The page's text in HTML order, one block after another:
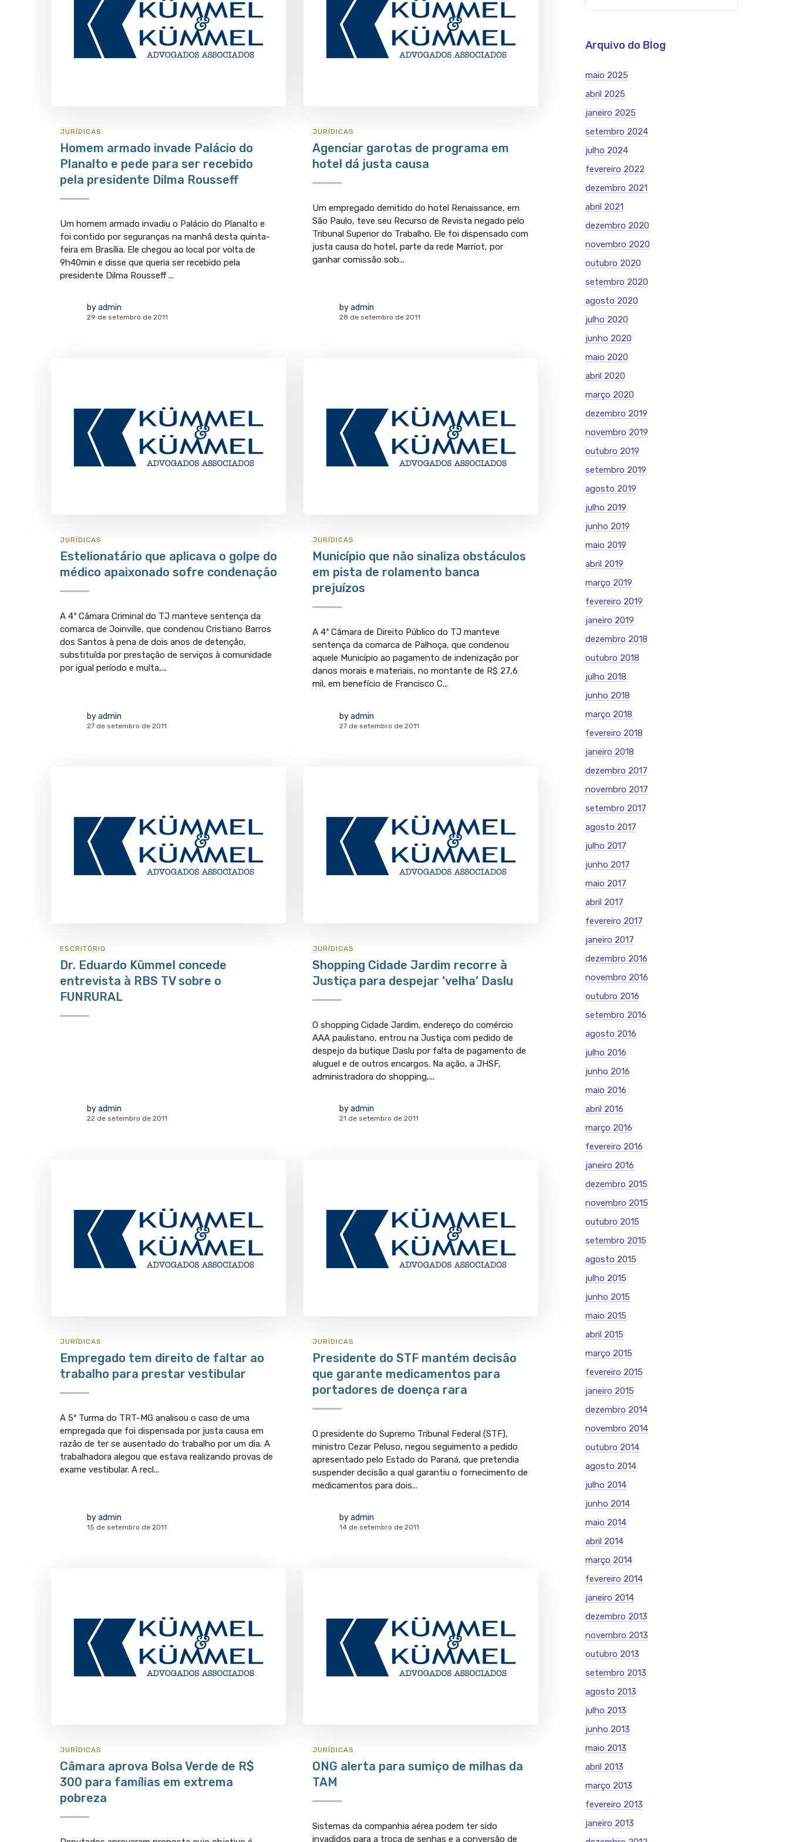
JURÍ­DICAS
Homem armado invade Palácio do
Planalto e pede para ser recebido
pela presidente Dilma Rousseff
Um homem armado invadiu o Palácio do Planalto e
foi contido por seguranças na manhã desta quinta-
feira em Brasília. Ele chegou ao local por volta de
9h40min e disse que queria ser recebido pela
presidente Dilma Rousseff ...
byadmin
29 de setembro de 2011
JURÍ­DICAS
Agenciar garotas de programa em
hotel dá justa causa
Um empregado demitido do hotel Renaissance, em
São Paulo, teve seu Recurso de Revista negado pelo
Tribunal Superior do Trabalho. Ele foi dispensado com
justa causa do hotel, parte da rede Marriot, por
ganhar comissão sob...
byadmin
28 de setembro de 2011
JURÍ­DICAS
Estelionatário que aplicava o golpe do
médico apaixonado sofre condenação
A 4ª Câmara Criminal do TJ manteve sentença da
comarca de Joinville, que condenou Cristiano Barros
dos Santos à pena de dois anos de detenção,
substituída por prestação de serviços à comunidade
por igual período e multa,...
byadmin
27 de setembro de 2011
JURÍ­DICAS
Município que não sinaliza obstáculos
em pista de rolamento banca
prejuízos
A 4ª Câmara de Direito Público do TJ manteve
sentença da comarca de Palhoça, que condenou
aquele Município ao pagamento de indenização por
danos morais e materiais, no montante de R$ 27,6
mil, em benefício de Francisco C...
byadmin
27 de setembro de 2011
ESCRITÓRIO
Dr. Eduardo Kümmel concede
entrevista à RBS TV sobre o
FUNRURAL
byadmin
22 de setembro de 2011
JURÍ­DICAS
Shopping Cidade Jardim recorre à
Justiça para despejar ‘velha’ Daslu
O shopping Cidade Jardim, endereço do comércio
AAA paulistano, entrou na Justiça com pedido de
despejo da butique Daslu por falta de pagamento de
aluguel e de outros encargos. Na ação, a JHSF,
administradora do shopping,...
byadmin
21 de setembro de 2011
JURÍ­DICAS
Empregado tem direito de faltar ao
trabalho para prestar vestibular
A 5ª Turma do TRT-MG analisou o caso de uma
empregada que foi dispensada por justa causa em
razão de ter se ausentado do trabalho por um dia. A
trabalhadora alegou que estava realizando provas de
exame vestibular. A recl...
byadmin
15 de setembro de 2011
JURÍ­DICAS
Presidente do STF mantém decisão
que garante medicamentos para
portadores de doença rara
O presidente do Supremo Tribunal Federal (STF),
ministro Cezar Peluso, negou seguimento a pedido
apresentado pelo Estado do Paraná, que pretendia
suspender decisão a qual garantiu o fornecimento de
medicamentos para dois...
byadmin
14 de setembro de 2011
JURÍ­DICAS
Câmara aprova Bolsa Verde de R$
300 para famílias em extrema
pobreza
JURÍ­DICAS
ONG alerta para sumiço de milhas da
TAM
Sistemas da companhia aérea podem ter sido
invadidos para a troca de senhas e a conversão de
Arquivo do Blog
maio 2025
abril 2025
janeiro 2025
setembro 2024
julho 2024
fevereiro 2022
dezembro 2021
abril 2021
dezembro 2020
novembro 2020
outubro 2020
setembro 2020
agosto 2020
julho 2020
junho 2020
maio 2020
abril 2020
março 2020
dezembro 2019
novembro 2019
outubro 2019
setembro 2019
agosto 2019
julho 2019
junho 2019
maio 2019
abril 2019
março 2019
fevereiro 2019
janeiro 2019
dezembro 2018
outubro 2018
julho 2018
junho 2018
março 2018
fevereiro 2018
janeiro 2018
dezembro 2017
novembro 2017
setembro 2017
agosto 2017
julho 2017
junho 2017
maio 2017
abril 2017
fevereiro 2017
janeiro 2017
dezembro 2016
novembro 2016
outubro 2016
setembro 2016
agosto 2016
julho 2016
junho 2016
maio 2016
abril 2016
março 2016
fevereiro 2016
janeiro 2016
dezembro 2015
novembro 2015
outubro 2015
setembro 2015
agosto 2015
julho 2015
junho 2015
maio 2015
abril 2015
março 2015
fevereiro 2015
janeiro 2015
dezembro 2014
novembro 2014
outubro 2014
agosto 2014
julho 2014
junho 2014
maio 2014
abril 2014
março 2014
fevereiro 2014
janeiro 2014
dezembro 2013
novembro 2013
outubro 2013
setembro 2013
agosto 2013
julho 2013
junho 2013
maio 2013
abril 2013
março 2013
fevereiro 2013
janeiro 2013